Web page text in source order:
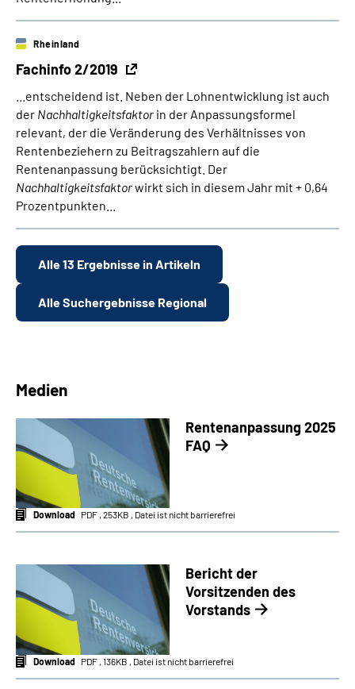
Fachinfo 2/2019
Rheinland
...entscheidend ist. Neben der Lohnentwicklung ist auch
der Nachhaltigkeitsfaktor in der Anpassungsformel
relevant, der die Veränderung des Verhältnisses von
Rentenbeziehern zu Beitragszahlern auf die
Rentenanpassung berücksichtigt. Der
Nachhaltigkeitsfaktorwirkt sich in diesem Jahr mit + 0,64
Prozentpunkten...
Alle 13 Ergebnisse in Artikeln
Alle Suchergebnisse Regional
Medien
Rentenanpassung 2025
FAQ
Download PDF , 253KB , Datei ist nicht barrierefrei
Bericht der
Vorsitzenden des
Vorstands
Download PDF , 136KB , Datei ist nicht barrierefrei